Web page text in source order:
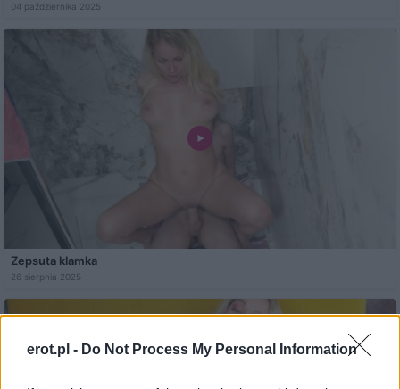
erot.pl - Do Not Process My Personal Information
04 października 2025
Zepsuta klamka
26 sierpnia 2025